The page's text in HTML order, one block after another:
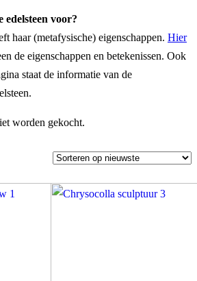
edelsteen voor?
haar (metafysische) eigenschappen. Hier
de eigenschappen en betekenissen. Ook
staat de informatie van de
worden gekocht.